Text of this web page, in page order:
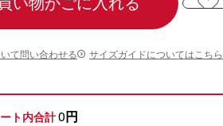
ト内合計0円
て問い合わせる サイズガイドについてはこちら